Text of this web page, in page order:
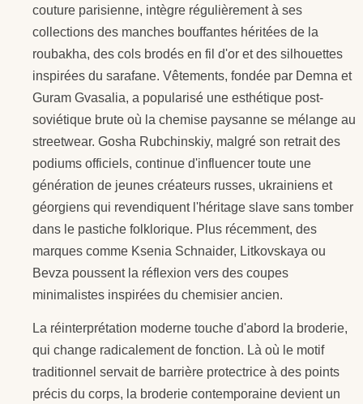
couture parisienne, intègre régulièrement à ses
collections des manches bouffantes héritées de la
roubakha, des cols brodés en fil d'or et des silhouettes
inspirées du sarafane. Vêtements, fondée par Demna et
Guram Gvasalia, a popularisé une esthétique post-
soviétique brute où la chemise paysanne se mélange au
streetwear. Gosha Rubchinskiy, malgré son retrait des
podiums officiels, continue d'influencer toute une
génération de jeunes créateurs russes, ukrainiens et
géorgiens qui revendiquent l'héritage slave sans tomber
dans le pastiche folklorique. Plus récemment, des
marques comme Ksenia Schnaider, Litkovskaya ou
Bevza poussent la réflexion vers des coupes
minimalistes inspirées du chemisier ancien.
La réinterprétation moderne touche d'abord la broderie,
qui change radicalement de fonction. Là où le motif
traditionnel servait de barrière protectrice à des points
précis du corps, la broderie contemporaine devient un